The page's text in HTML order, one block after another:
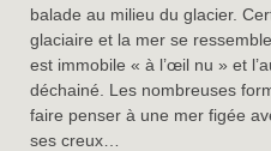
balade au milieu du glacier.
glaciaire et la mer se
est immobile « à l’œil nu » et
déchainé. Les nombreuses
faire penser à une mer figée
ses creux…